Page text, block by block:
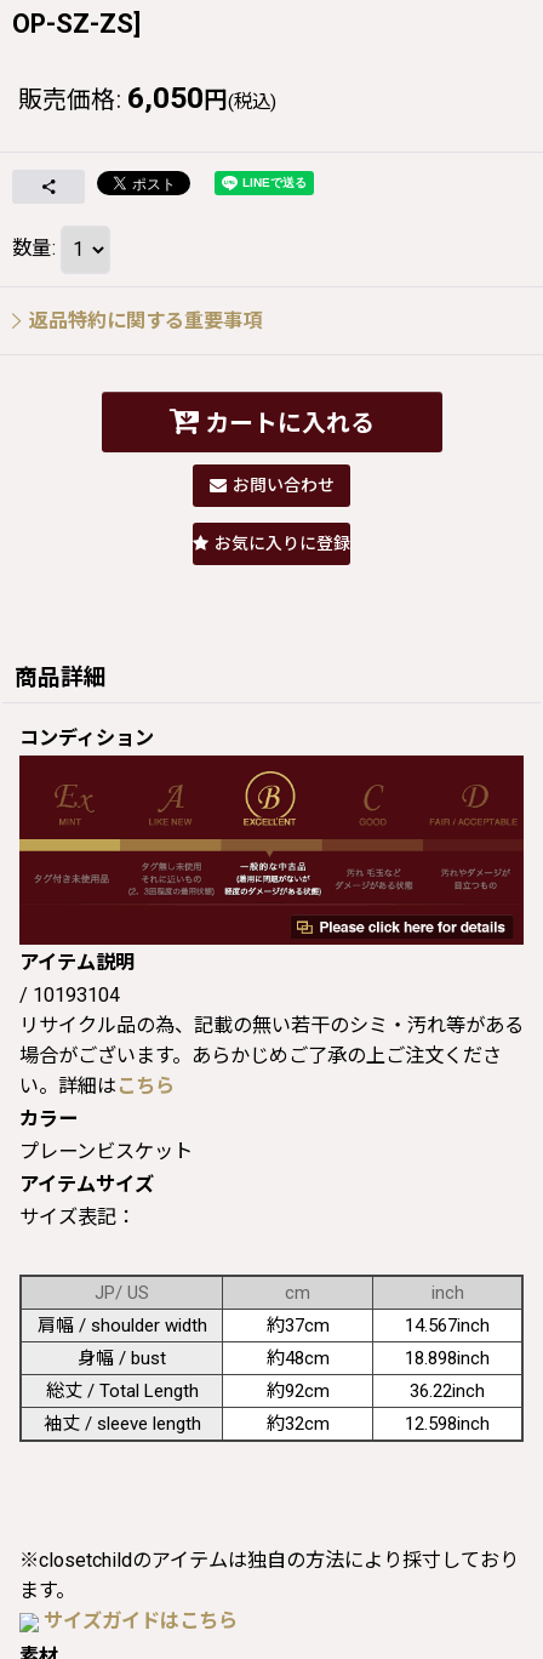
OP-SZ-ZS]
販売価格: 6,050 円 (税込)
数量:
返品特約に関する重要事項
カートに入れる
お問い合わせ
お気に入りに登録
商品詳細
コンディション
アイテム説明
/ 10193104
リサイクル品の為、記載の無い若干のシミ・汚れ等がある
場合がございます。あらかじめご了承の上ご注文くださ
い。詳細は こちら
カラー
プレーンビスケット
アイテムサイズ
サイズ表記：
JP/ US cm
inch
肩幅 / shoulder width
約37cm
14.567inch
身幅 / bust
約48cm
18.898inch
総丈 / Total Length
約92cm
36.22inch
袖丈 / sleeve length
約32cm 12.598inch
※closetchildのアイテムは独自の方法により採寸しており
ます。
サイズガイドはこちら